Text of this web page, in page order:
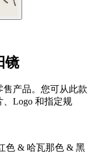
镜
产品。您可从此款
Logo 和指定规
色 & 哈瓦那色 & 黑